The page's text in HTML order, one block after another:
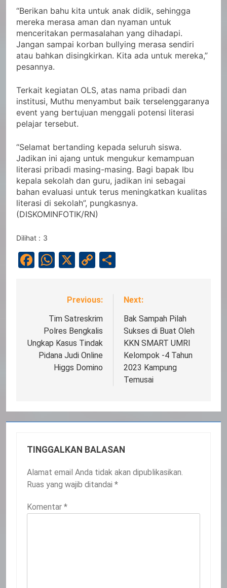
“Berikan bahu kita untuk anak didik, sehingga
mereka merasa aman dan nyaman untuk
menceritakan permasalahan yang dihadapi.
Jangan sampai korban bullying merasa sendiri
atau bahkan disingkirkan. Kita ada untuk mereka,”
pesannya.
Terkait kegiatan OLS, atas nama pribadi dan
institusi, Muthu menyambut baik terselenggaranya
event yang bertujuan menggali potensi literasi
pelajar tersebut.
“Selamat bertanding kepada seluruh siswa.
Jadikan ini ajang untuk mengukur kemampuan
literasi pribadi masing-masing. Bagi bapak Ibu
kepala sekolah dan guru, jadikan ini sebagai
bahan evaluasi untuk terus meningkatkan kualitas
literasi di sekolah”, pungkasnya.
(DISKOMINFOTIK/RN)
Dilihat : 3
Facebook
WhatsApp
X
Copy
NavigasiPrevious:
Tim Satreskrim
Polres Bengkalis
Ungkap Kasus Tindak
Pidana Judi Online
Higgs Domino
Next:
Bak Sampah Pilah
Sukses di Buat Oleh
KKN SMART UMRI
Kelompok -4 Tahun
2023 Kampung
Temusai
TINGGALKAN BALASAN
Alamat email Anda tidak akan dipublikasikan.
Ruas yang wajib ditandai *
Komentar *